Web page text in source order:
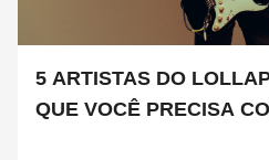
5 ARTISTAS DO
QUE VOCÊ PRECISA